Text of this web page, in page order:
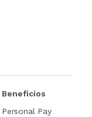
Beneficios
Personal Pay